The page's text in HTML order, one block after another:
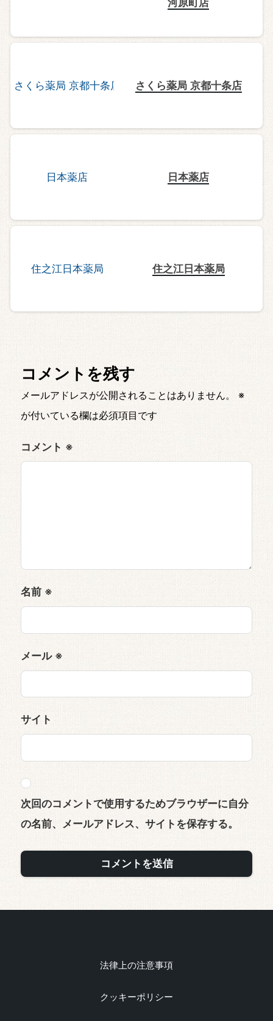
さくら薬局 京都十条店
日本薬店
住之江日本薬局
コメントを残す
メールアドレスが公開されることはありません。
※
が付いている欄は必須項目です
コメント ※
名前 ※
メール ※
サイト
次回のコメントで使用するためブラウザーに自分
の名前、メールアドレス、サイトを保存する。
法律上の注意事項
クッキーポリシー